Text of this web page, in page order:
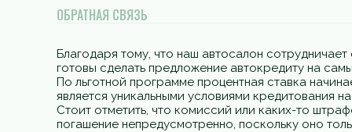
ОБРАТНАЯ СВЯЗЬ
Благодаря тому, что наш автосалон
готовы сделать предложение автокредиту на
По льготной программе процентная ставка
является уникальными условиями кредитования
Стоит отметить, что комиссий или каких-то
погашение непредусмотренно, поскольку оно